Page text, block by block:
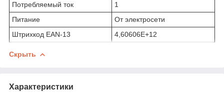
Потребляемый ток
1
Питание
От электросети
Штрихкод EAN-13
4,60606E+12
Скрыть
Характеристики